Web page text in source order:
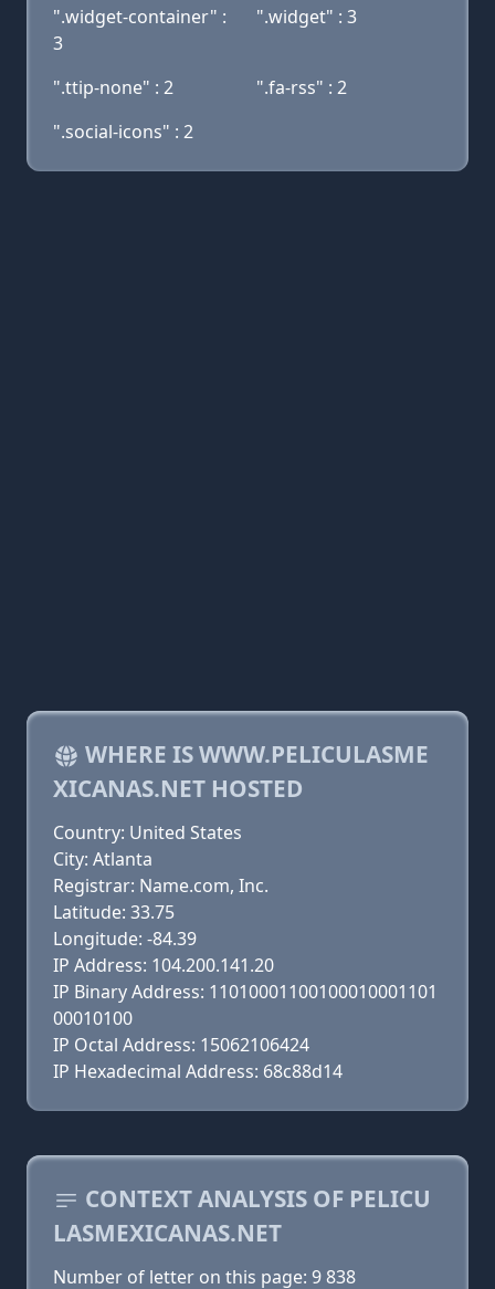
".widget-container" :
3
".widget" : 3
".ttip-none" : 2
".fa-rss" : 2
".social-icons" : 2
WHERE IS WWW.PELICULASME
XICANAS.NET HOSTED
Country: United States
City: Atlanta
Registrar: Name.com, Inc.
Latitude: 33.75
Longitude: -84.39
IP Address: 104.200.141.20
IP Binary Address: 11010001100100010001101
00010100
IP Octal Address: 15062106424
IP Hexadecimal Address: 68c88d14
CONTEXT ANALYSIS OF PELICU
LASMEXICANAS.NET
Number of letter on this page: 9 838